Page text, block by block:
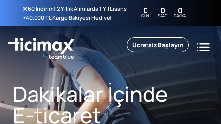
%60 İndirim! 2 Yıllık Alımlarda 1 Yıl Lisans
+40.000 TL Kargo Bakiyesi Hediye!
0
GÜN 0
SAAT 0
DAKIKA
Ücretsiz Başlayın
Dakikalar İçinde
E-ticaret